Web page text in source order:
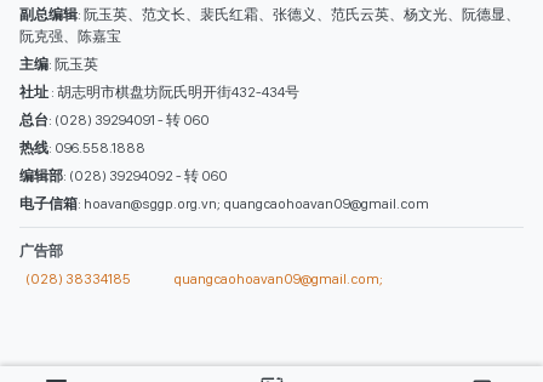
副总编辑: 阮玉英、范文长、裴氏红霜、张德义、范氏云英、杨文光、阮德显、
阮克强、陈嘉宝
主编: 阮玉英
社址 : 胡志明市棋盘坊阮氏明开街432-434号
总台: (028) 39294091 - 转 060
热线: 096.558.1888
编辑部: (028) 39294092 - 转 060
电子信箱: hoavan@sggp.org.vn; quangcaohoavan09@gmail.com
广告部
(028) 38334185
quangcaohoavan09@gmail.com;